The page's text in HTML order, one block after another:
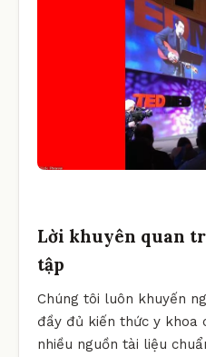
Lời khuyên quan
tập
Chúng tôi luôn khuyến
đầy đủ kiến thức y khoa
nhiều nguồn tài liệu